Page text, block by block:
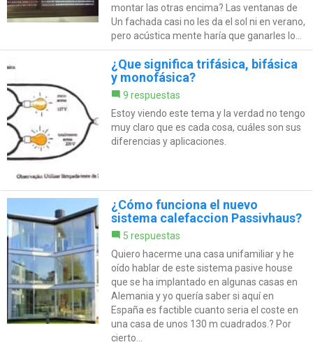
montar las otras encima? Las ventanas de
Un fachada casi no les da el sol ni en verano,
pero acústica mente haría que ganarles lo...
¿Que significa trifásica, bifásica
y monofásica?
9 respuestas
Estoy viendo este tema y la verdad no tengo
muy claro que es cada cosa, cuáles son sus
diferencias y aplicaciones.
¿Cómo funciona el nuevo
sistema calefaccion Passivhaus?
5 respuestas
Quiero hacerme una casa unifamiliar y he
oído hablar de este sistema pasive house
que se ha implantado en algunas casas en
Alemania y yo quería saber si aquí en
España es factible cuanto seria el coste en
una casa de unos 130 m cuadrados.? Por
cierto...